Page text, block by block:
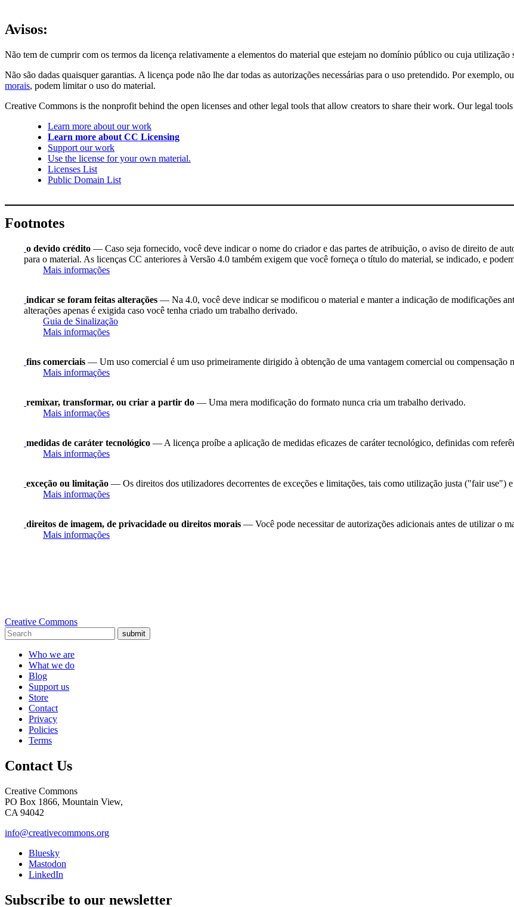
Avisos:
Não tem de cumprir com os termos da licença relativamente a elementos do material que estejam no domínio público ou cuja utilização
Não são dadas quaisquer garantias. A licença pode não lhe dar todas as autorizações necessárias para o uso pretendido. Por exemplo,
morais, podem limitar o uso do material.
Creative Commons is the nonprofit behind the open licenses and other legal tools that allow creators to share their work. Our legal tools
Learn more about our work
Learn more about CC Licensing
Support our work
Use the license for your own material.
Licenses List
Public Domain List
Footnotes
o devido crédito — Caso seja fornecido, você deve indicar o nome do criador e das partes de atribuição, o aviso de direito de
para o material. As licenças CC anteriores à Versão 4.0 também exigem que você forneça o título do material, se indicado, e
Mais informações
indicar se foram feitas alterações — Na 4.0, você deve indicar se modificou o material e manter a indicação de modificações
alterações apenas é exigida caso você tenha criado um trabalho derivado.
Guia de Sinalização
Mais informações
fins comerciais — Um uso comercial é um uso primeiramente dirigido à obtenção de uma vantagem comercial ou compensação
Mais informações
remixar, transformar, ou criar a partir do — Uma mera modificação do formato nunca cria um trabalho derivado.
Mais informações
medidas de caráter tecnológico — A licença proíbe a aplicação de medidas eficazes de caráter tecnológico, definidas com
Mais informações
exceção ou limitação — Os direitos dos utilizadores decorrentes de exceções e limitações, tais como utilização justa ("fair use")
Mais informações
direitos de imagem, de privacidade ou direitos morais — Você pode necessitar de autorizações adicionais antes de utilizar o
Mais informações
Creative Commons
submit
Who we are
What we do
Blog
Support us
Store
Contact
Privacy
Policies
Terms
Contact Us
Creative Commons
PO Box 1866, Mountain View,
CA 94042
info@creativecommons.org
Bluesky
Mastodon
LinkedIn
Subscribe to our newsletter